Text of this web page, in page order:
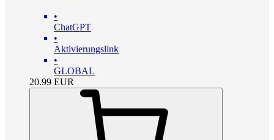
•
ChatGPT
•
Aktivierungslink
•
GLOBAL
20.99 EUR